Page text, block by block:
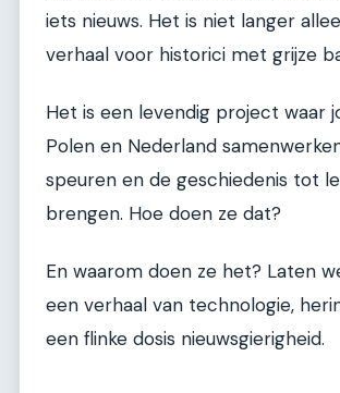
iets nieuws. Het is niet langer
verhaal voor historici met grijze
Het is een levendig project waar
Polen en Nederland
speuren en de geschiedenis tot
brengen. Hoe doen ze dat?
En waarom doen ze het? Laten
een verhaal van technologie,
een flinke dosis nieuwsgierigheid.